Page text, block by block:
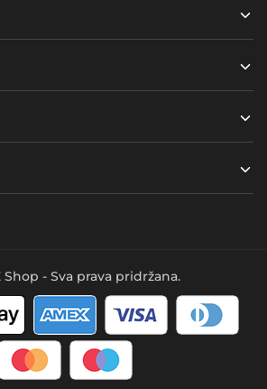
Shop - Sva prava pridržana.
- u
Dodaj u košaricu